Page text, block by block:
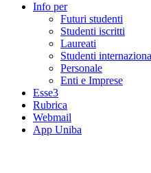
Info per
Futuri studenti
Studenti iscritti
Laureati
Studenti
Personale
Enti e Imprese
Esse3
Rubrica
Webmail
App Uniba